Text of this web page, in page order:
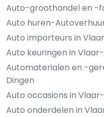
Auto-groothandel en -
Auto huren-
Auto importeurs in
Auto keuringen in
Automaterialen en -
Dingen
Auto occasions in
Auto onderdelen in